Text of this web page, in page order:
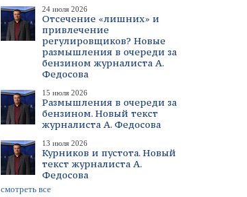
24 июля 2026
Отсечение «лишних» и
привлечение
регулировщиков? Новые
размышления в очереди за
бензином журналиста А.
Федосова
15 июля 2026
Размышления в очереди за
бензином. Новый текст
журналиста А. Федосова
13 июля 2026
Курников и пустота. Новый
текст журналиста А.
Федосова
смотреть все